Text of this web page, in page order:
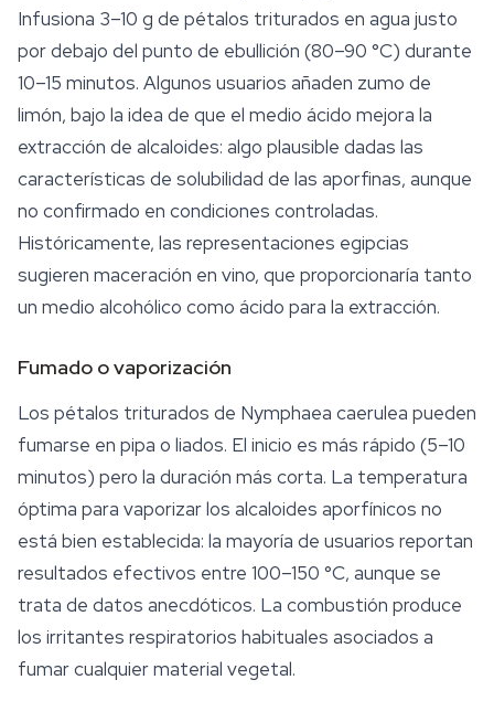
Infusiona 3–10 g de pétalos triturados en agua justo
por debajo del punto de ebullición (80–90 °C) durante
10–15 minutos. Algunos usuarios añaden zumo de
limón, bajo la idea de que el medio ácido mejora la
extracción de alcaloides: algo plausible dadas las
características de solubilidad de las aporfinas, aunque
no confirmado en condiciones controladas.
Históricamente, las representaciones egipcias
sugieren maceración en vino, que proporcionaría tanto
un medio alcohólico como ácido para la extracción.
Fumado o vaporización
Los pétalos triturados de Nymphaea caerulea pueden
fumarse en pipa o liados. El inicio es más rápido (5–10
minutos) pero la duración más corta. La temperatura
óptima para vaporizar los alcaloides aporfínicos no
está bien establecida: la mayoría de usuarios reportan
resultados efectivos entre 100–150 °C, aunque se
trata de datos anecdóticos. La combustión produce
los irritantes respiratorios habituales asociados a
fumar cualquier material vegetal.